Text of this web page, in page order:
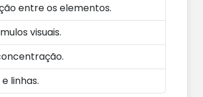
entre os elementos.
visuais.
linhas.